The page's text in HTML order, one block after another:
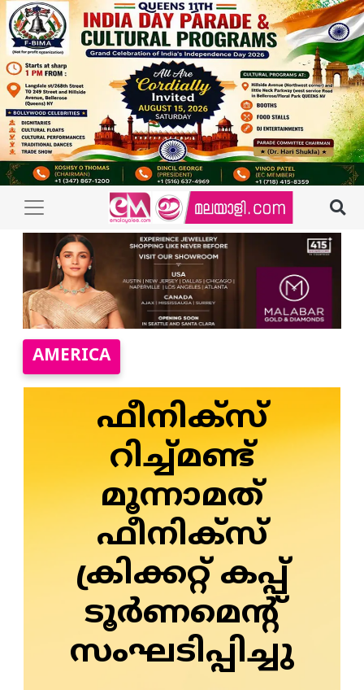
AMERICA
ഫീനിക്സ്
റിച്ച്മണ്ട്
മൂന്നാമത്
ഫീനിക്സ്
ക്രിക്കറ്റ് കപ്പ്
ടൂർണമെന്റ്
സംഘടിപ്പിച്ചു